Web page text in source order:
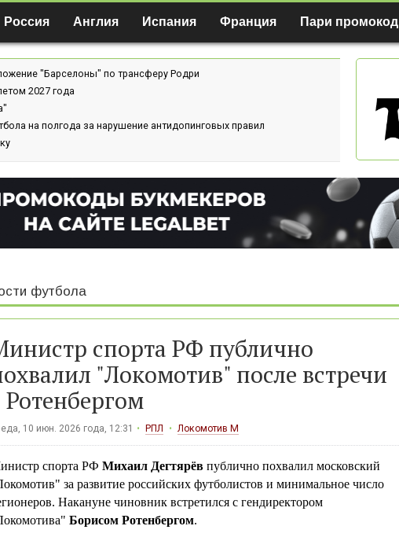
Россия Англия Испания Франция Пари промокод
"Барселоны" по трансферу Родри
2027 года
на полгода за нарушение антидопинговых правил
футбола
спорта РФ публично
"Локомотив" после встречи
Ротенбергом
10 июн. 2026 года, 12:31 РПЛ Локомотив М
спорта РФ Михаил Дегтярёвпублично похвалил московский
за развитие российских футболистов и минимальное число
Накануне чиновник встретился с гендиректором
Борисом Ротенбергом.